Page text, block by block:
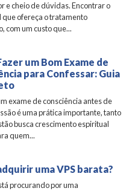
e cheio de dúvidas. Encontrar o
que ofereça o tratamento
com um custo que...
um Bom Exame de
para Confessar: Guia
exame de consciência antes de
é uma prática importante, tanto
busca crescimento espiritual
quem...
uma VPS barata?
procurando por uma